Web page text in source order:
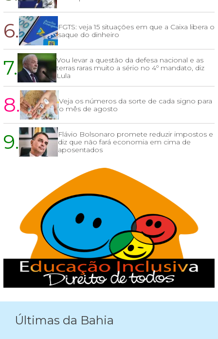
6.
FGTS: veja 15 situações em que a Caixa libera o
saque do dinheiro
7.
Vou levar a questão da defesa nacional e as
terras raras muito a sério no 4º mandato, diz
Lula
8.
Veja os números da sorte de cada signo para
o mês de agosto
9.
Flávio Bolsonaro promete reduzir impostos e
diz que não fará economia em cima de
aposentados
Últimas da Bahia